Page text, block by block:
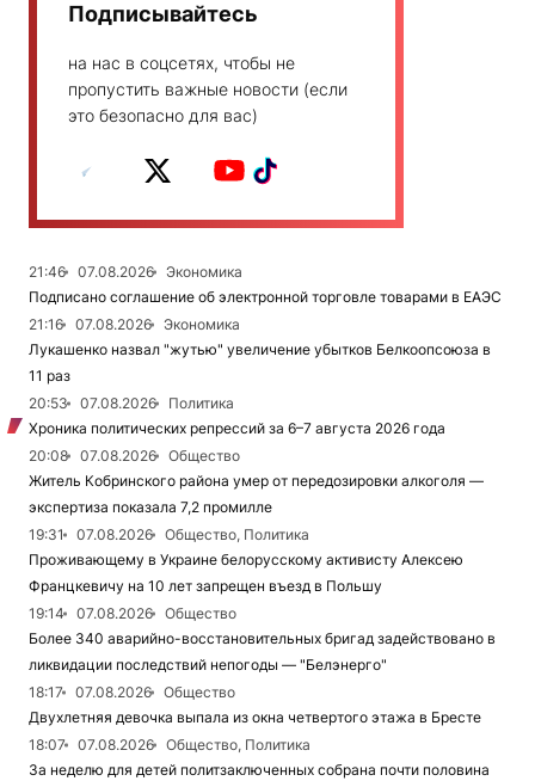
Подписывайтесь
на нас в соцсетях, чтобы не
пропустить важные новости (если
это безопасно для вас)
21:46 07.08.2026
Экономика
Подписано соглашение об электронной торговле товарами в ЕАЭС
21:16
07.08.2026
Экономика
Лукашенко назвал "жутью" увеличение убытков Белкоопсоюза в
11 раз
20:53
07.08.2026
Политика
Хроника политических репрессий за 6–7 августа 2026 года
20:08
07.08.2026
Общество
Житель Кобринского района умер от передозировки алкоголя —
экспертиза показала 7,2 промилле
19:31
07.08.2026
Общество, Политика
Проживающему в Украине белорусскому активисту Алексею
Францкевичу на 10 лет запрещен въезд в Польшу
19:14
07.08.2026
Общество
Более 340 аварийно-восстановительных бригад задействовано в
ликвидации последствий непогоды — "Белэнерго"
18:17
07.08.2026
Общество
Двухлетняя девочка выпала из окна четвертого этажа в Бресте
18:07
07.08.2026
Общество, Политика
За неделю для детей политзаключенных собрана почти половина